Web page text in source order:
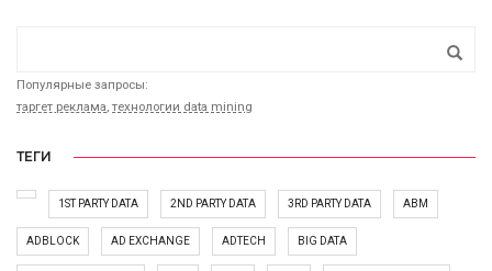
Популярные запросы:
таргет реклама, технологии data mining
ТЕГИ
1ST PARTY DATA 2ND PARTY DATA 3RD PARTY DATA ABM
ADBLOCK AD EXCHANGE ADTECH BIG DATA